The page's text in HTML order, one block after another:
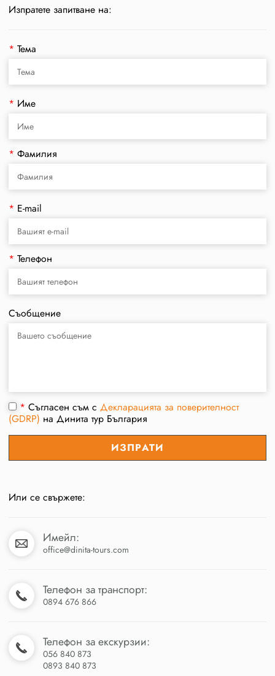
Изпратете запитване на:
* Тема
* Име
* Фамилия
* E-mail
* Телефон
Съобщение
*Съгласен съм сДекларацията за поверителност
(GDRP) на Динита тур България
Или се свържете:
Имейл:
office@dinita-tours.com
Телефон за транспорт:
0894 676 866
Телефон за екскурзии:
056 840 873
0893 840 873